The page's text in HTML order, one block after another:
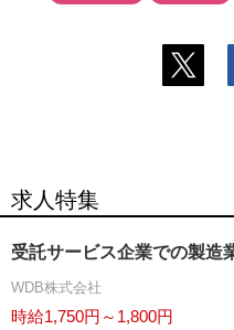
求人特集
受託サービス企業での製造
WDB株式会社
時給1,750円～1,800円